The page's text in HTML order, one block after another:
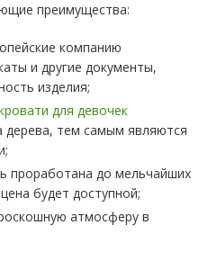
преимущества:
компанию
и другие документы,
изделия;
для девочек
дерева, тем самым являются
проработана до мельчайших
будет доступной;
атмосферу в